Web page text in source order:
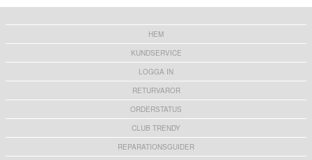
HEM
KUNDSERVICE
LOGGA IN
RETURVAROR
ORDERSTATUS
CLUB TRENDY
REPARATIONSGUIDER